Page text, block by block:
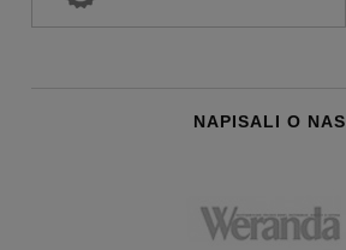
NAPISALI O NAS